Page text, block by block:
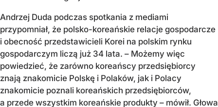
Andrzej Duda podczas spotkania z mediami
przypomniał, że polsko-koreańskie relacje gospodarcze
i obecność przedstawicieli Korei na polskim rynku
gospodarczym liczą już 34 lata. – Możemy więc
powiedzieć, że zarówno koreańscy przedsiębiorcy
znają znakomicie Polskę i Polaków, jak i Polacy
znakomicie poznali koreańskich przedsiębiorców,
a przede wszystkim koreańskie produkty – mówił. Głowa